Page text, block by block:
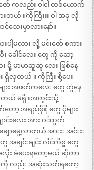
ော် ကလည်း ဝါဝါ တစ်ယောက်
တယ် ။`ကိုကြီးးး ဝါ အခု လို
သေးမှာလားနော်။
မလား လို့ မင်းဇော် စကား
ခေါင်လေး တွေ ကို ဆော့
မို့ မာမာဆူဆူ လေး ဖြစ်နေ
ရှိလှတယ် ။ ကိုကြီး စို့ပေး
ျား အဖတ်ကလေး တွေ တွဲနေ
မိတယ် မရှိ ။အတွင်းသို့
အရည်စိုစို တွေ ပိုများ
းလေး အား ဝင်ထွက်
ျောမွေ့လာတယ် အားးး အင်းးး
ေ အချင်းချင်း လိင်ကိစ္စ တွေ
အလိုး ခံပေးရတော့မယ် ဆိုတာ
ကို လည်း အဆုံးသတ်ရတော့